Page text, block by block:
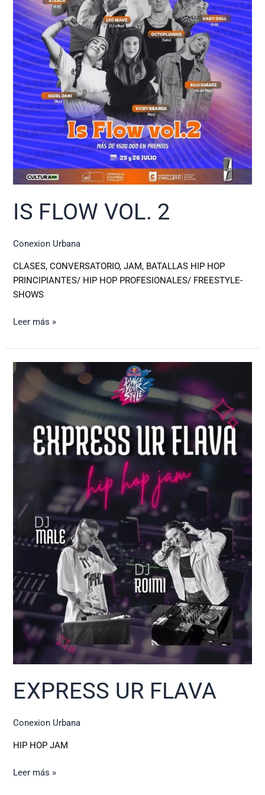
IS FLOW VOL. 2
Conexion Urbana
CLASES, CONVERSATORIO, JAM, BATALLAS HIP HOP
PRINCIPIANTES/ HIP HOP PROFESIONALES/ FREESTYLE-
SHOWS
Leer más »
EXPRESS UR FLAVA
Conexion Urbana
HIP HOP JAM
EXPRESS
FLAVA
Leer más »